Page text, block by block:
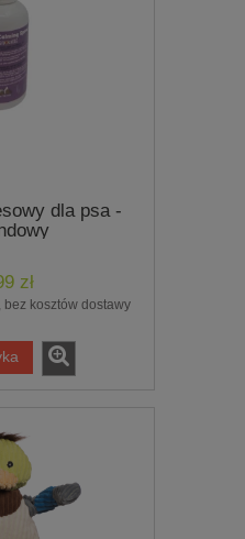
Chris
dla psa -
zł
bez kosztów dostawy